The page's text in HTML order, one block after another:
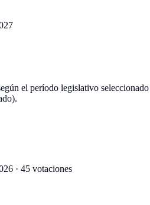
el período legislativo seleccionado
· 45 votaciones